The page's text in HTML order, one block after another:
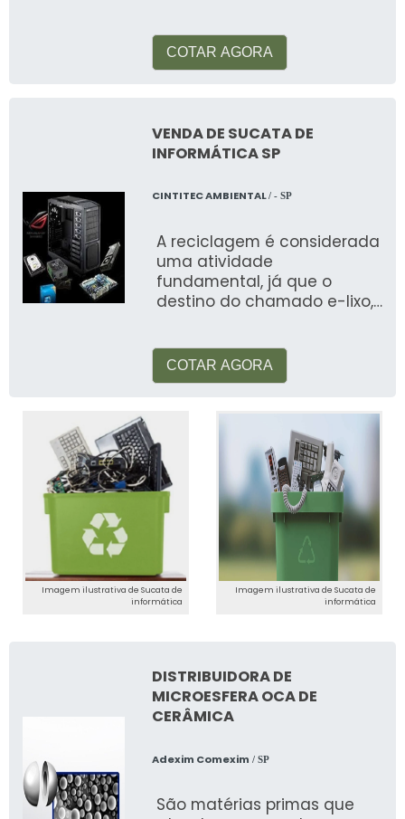
COTAR AGORA
VENDA DE SUCATA DE
INFORMÁTICA SP
CINTITEC AMBIENTAL/ - SP
A reciclagem é considerada
uma atividade
fundamental, já que o
destino do chamado e-lixo,
COTAR AGORA
Imagem ilustrativa de Sucata de
informática
Imagem ilustrativa de Sucata de
informática
DISTRIBUIDORA DE
MICROESFERA OCA DE
CERÂMICA
Adexim Comexim / SP
São matérias primas que